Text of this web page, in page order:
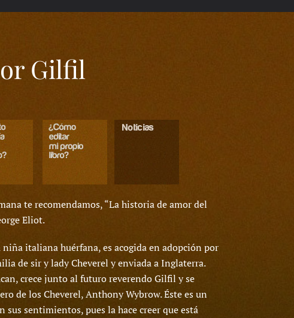
Gilfil
te recomendamos, “La historia de amor del
Eliot.
italiana huérfana, es acogida en adopción por
de sir y lady Cheverel y enviada a Inglaterra.
crece junto al futuro reverendo Gilfil y se
de los Cheverel, Anthony Wybrow. Éste es un
sus sentimientos, pues la hace creer que está